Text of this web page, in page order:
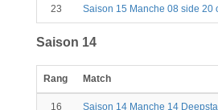
23 Saison 15 Manche 08 side 20
Saison 14
Rang Match
16 Saison 14 Manche 14